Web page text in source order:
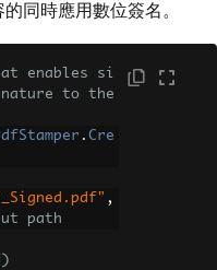
同時應用數位簽名。
enables si
to the
. Cre
,
path